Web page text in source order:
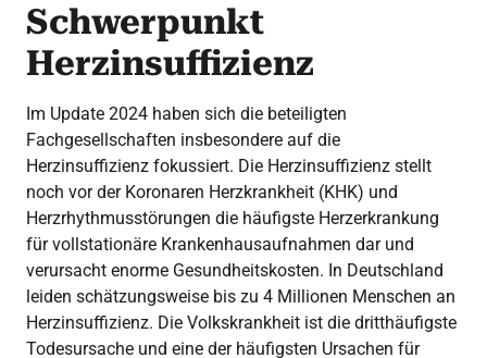
Schwerpunkt
Herzinsuffizienz
Im Update 2024 haben sich die beteiligten
Fachgesellschaften insbesondere auf die
Herzinsuffizienz fokussiert. Die Herzinsuffizienz stellt
noch vor der Koronaren Herzkrankheit (KHK) und
Herzrhythmusstörungen die häufigste Herzerkrankung
für vollstationäre Krankenhausaufnahmen dar und
verursacht enorme Gesundheitskosten. In Deutschland
leiden schätzungsweise bis zu 4 Millionen Menschen an
Herzinsuffizienz. Die Volkskrankheit ist die dritthäufigste
Todesursache und eine der häufigsten Ursachen für